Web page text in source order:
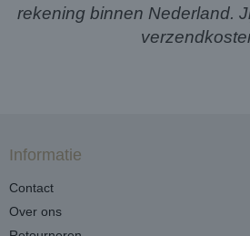
rekening binnen Nederland.
Informatie
Contact
Over ons